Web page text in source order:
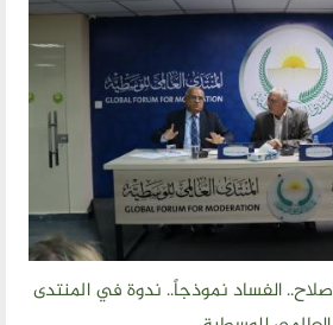
الفساد نموذجاً.. ندوة في المنتدى